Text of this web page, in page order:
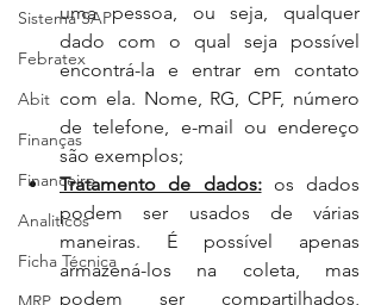
Sistema SAP
Febratex
Abit
Finanças
Financeiro
Analiticos
Ficha Técnica
uma pessoa, ou seja, qualquer
dado com o qual seja possível
encontrá-la e entrar em contato
com ela. Nome, RG, CPF, número
de telefone, e-mail ou endereço
são exemplos;
Tratamento de dados: os dados
podem ser usados de várias
maneiras. É possível apenas
armazená-los na coleta, mas
podem ser compartilhados,